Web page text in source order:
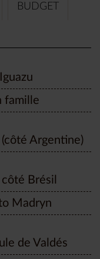
BUDGET
famille
(côté Argentine)
Brésil
Madryn
de Valdés